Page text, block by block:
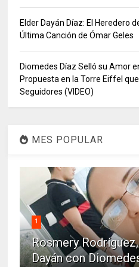
Elder Dayán Díaz: El Heredero
Última Canción de Ómar Geles
Diomedes Díaz Selló su Amor
Propuesta en la Torre Eiffel
Seguidores (VIDEO)
MES POPULAR
1
Rosmery
Dayán con